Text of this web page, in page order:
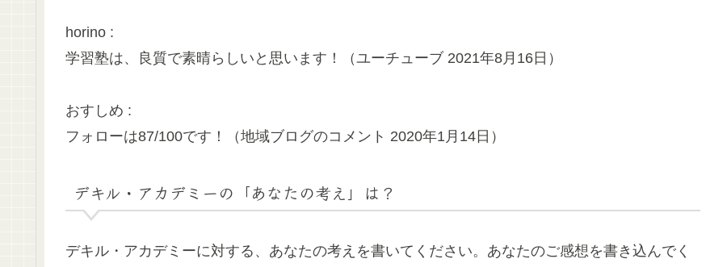
horino :
学習塾は、良質で素晴らしいと思います！（ユーチューブ 2021年8月16日）
おすしめ :
フォローは87/100です！（地域ブログのコメント 2020年1月14日）
デキル・アカデミーの「あなたの考え」は？
デキル・アカデミーに対する、あなたの考えを書いてください。あなたのご感想を書き込んでく